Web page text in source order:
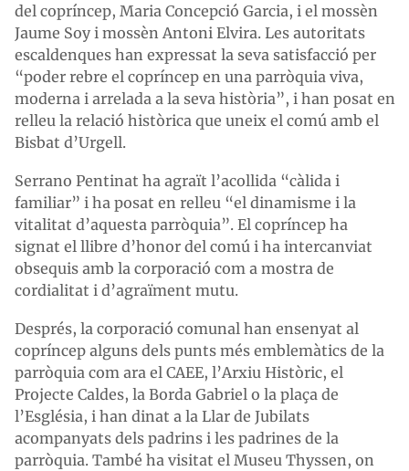
del copríncep, Maria Concepció Garcia, i el mossèn
Jaume Soy i mossèn Antoni Elvira. Les autoritats
escaldenques han expressat la seva satisfacció per
“poder rebre el copríncep en una parròquia viva,
moderna i arrelada a la seva història”, i han posat en
relleu la relació històrica que uneix el comú amb el
Bisbat d’Urgell.
Serrano Pentinat ha agraït l’acollida “càlida i
familiar” i ha posat en relleu “el dinamisme i la
vitalitat d’aquesta parròquia”. El copríncep ha
signat el llibre d’honor del comú i ha intercanviat
obsequis amb la corporació com a mostra de
cordialitat i d’agraïment mutu.
Després, la corporació comunal han ensenyat al
copríncep alguns dels punts més emblemàtics de la
parròquia com ara el CAEE, l’Arxiu Històric, el
Projecte Caldes, la Borda Gabriel o la plaça de
l’Església, i han dinat a la Llar de Jubilats
acompanyats dels padrins i les padrines de la
parròquia. També ha visitat el Museu Thyssen, on